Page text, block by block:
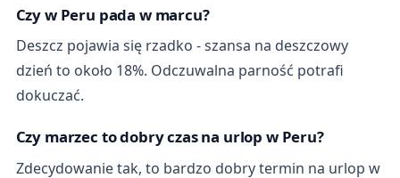
Czy w Peru pada w marcu?
Deszcz pojawia się rzadko - szansa na deszczowy
dzień to około 18%. Odczuwalna parność potrafi
dokuczać.
Czy marzec to dobry czas na urlop w Peru?
Zdecydowanie tak, to bardzo dobry termin na urlop w